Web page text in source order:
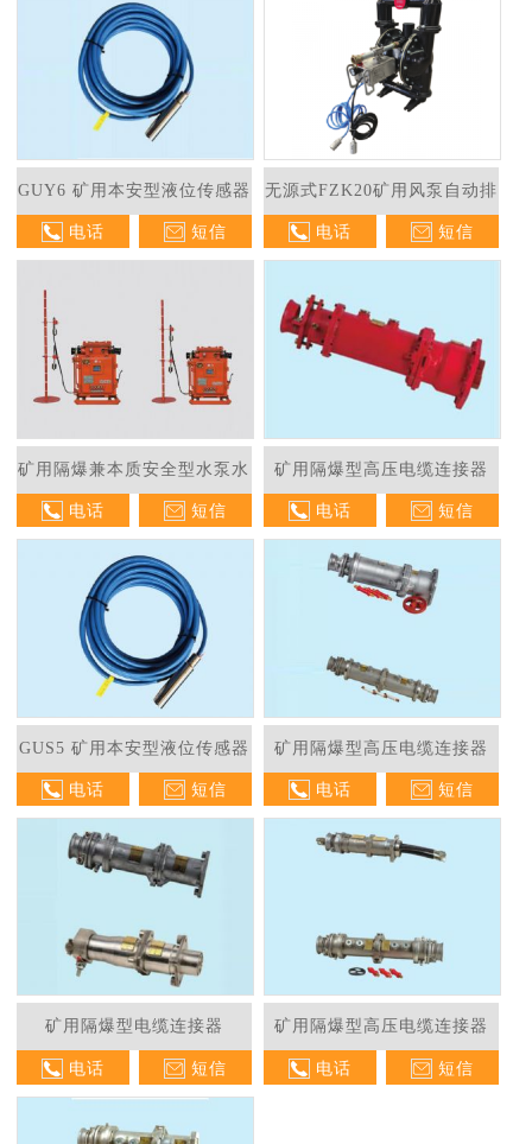
GUY6 矿用本安型液位传感器
电话 短信
无源式FZK20矿用风泵自动排
水控制器
电话 短信
矿用隔爆兼本质安全型水泵水
位控制器
电话 短信
矿用隔爆型高压电缆连接器
电话 短信
GUS5 矿用本安型液位传感器
电话 短信
矿用隔爆型高压电缆连接器
电话 短信
矿用隔爆型电缆连接器
电话 短信
矿用隔爆型高压电缆连接器
电话 短信